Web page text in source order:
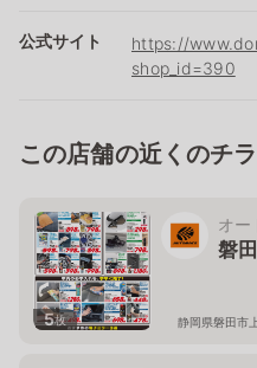
公式サイト
https://
shop_id=390
この店舗の近くのチ
5枚
オー
磐
静岡県磐田市